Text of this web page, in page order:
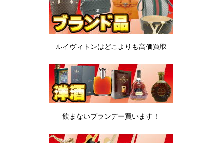
ルイヴィトンはどこよりも高価買取
飲まないブランデー買います！